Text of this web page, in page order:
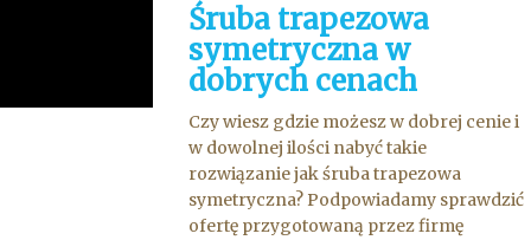
Śruba trapezowa
symetryczna w
dobrych cenach
Czy wiesz gdzie możesz w dobrej cenie i
w dowolnej ilości nabyć takie
rozwiązanie jak śruba trapezowa
symetryczna? Podpowiadamy sprawdzić
ofertę przygotowaną przez firmę